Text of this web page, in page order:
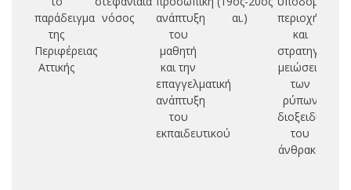
παράδειγμα
της
Περιφέρειας
Αττικής
νόσος
ανάπτυξη
του
μαθητή
και την
επαγγελματική
ανάπτυξη
του
εκπαιδευτικού
αι.)
περιοχής
και
στρατηγικές
μειώσεις
των
ρύπων
διοξειδίου
του
άνθρακα